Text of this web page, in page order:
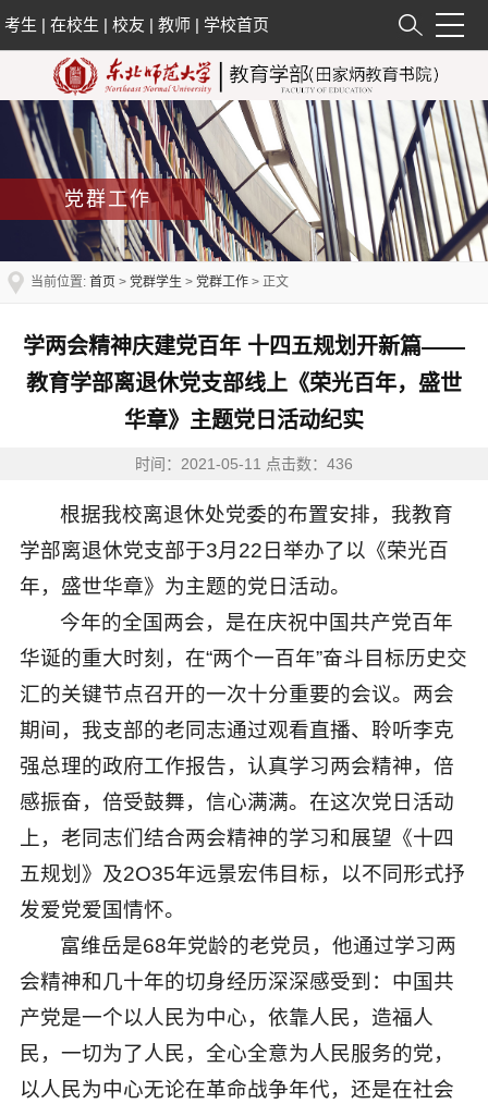
考生 |在校生 |校友 |教师 | 学校首页
党群工作
当前位置: 首页 > 党群学生 > 党群工作 > 正文
学两会精神庆建党百年 十四五规划开新篇——
教育学部离退休党支部线上《荣光百年，盛世
华章》主题党日活动纪实
时间：2021-05-11 点击数： 436
根据我校离退休处党委的布置安排，我教育
学部离退休党支部于3月22日举办了以《荣光百
年，盛世华章》为主题的党日活动。
今年的全国两会，是在庆祝中国共产党百年
华诞的重大时刻，在“两个一百年”奋斗目标历史交
汇的关键节点召开的一次十分重要的会议。两会
期间，我支部的老同志通过观看直播、聆听李克
强总理的政府工作报告，认真学习两会精神，倍
感振奋，倍受鼓舞，信心满满。在这次党日活动
上，老同志们结合两会精神的学习和展望《十四
五规划》及2O35年远景宏伟目标，以不同形式抒
发爱党爱国情怀。
富维岳是68年党龄的老党员，他通过学习两
会精神和几十年的切身经历深深感受到：中国共
产党是一个以人民为中心，依靠人民，造福人
民，一切为了人民，全心全意为人民服务的党，
以人民为中心无论在革命战争年代，还是在社会